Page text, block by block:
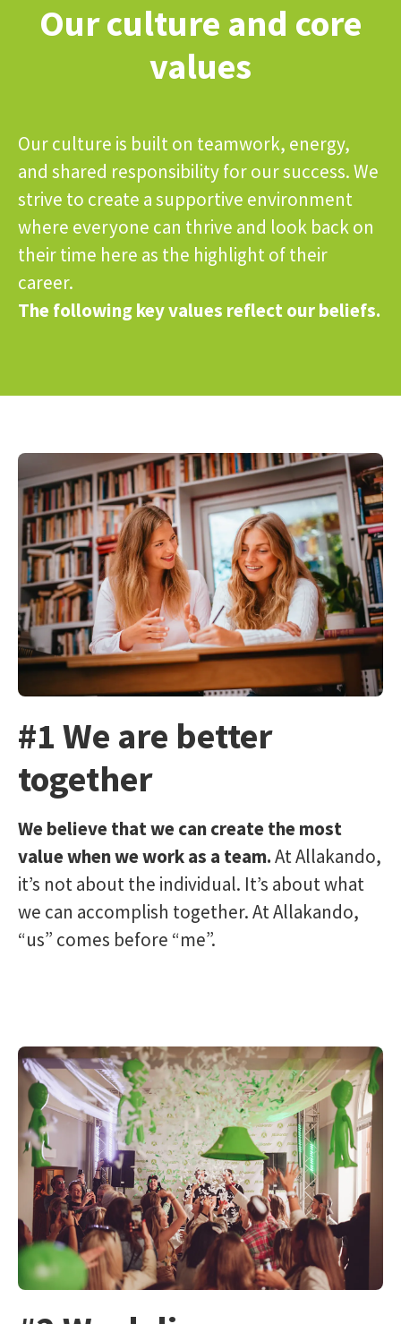
Our culture and core
values
Our culture is built on teamwork, energy,
and shared responsibility for our success. We
strive to create a supportive environment
where everyone can thrive and look back on
their time here as the highlight of their
career.
The following key values reflect our beliefs.
#1 We are better
together
We believe that we can create the most
value when we work as a team.At Allakando,
it’s not about the individual. It’s about what
we can accomplish together. At Allakando,
“us” comes before “me”.